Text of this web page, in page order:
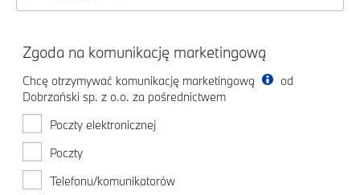
Zgoda na komunikację marketingową
Chcę otrzymywać komunikację marketingową
od
Dobrzański sp. z o.o. za pośrednictwem
Poczty elektronicznej
Poczty
Telefonu/komunikatorów